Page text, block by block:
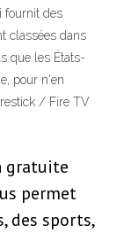
fournit des
classées dans
que les États-
pour n'en
/ Fire TV
gratuite
permet
des sports,